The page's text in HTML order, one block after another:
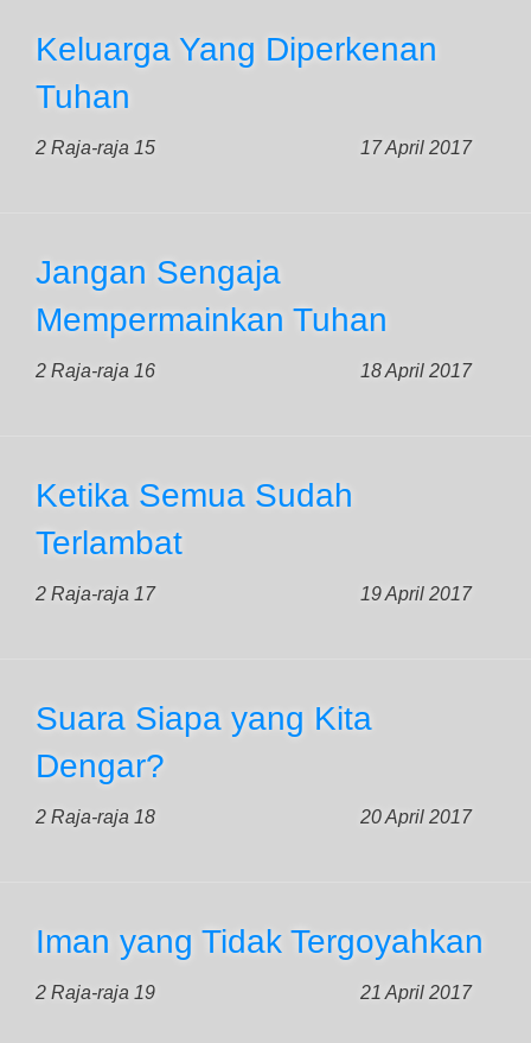
Keluarga Yang Diperkenan
Tuhan
2 Raja-raja 15 17 April 2017
Jangan Sengaja
Mempermainkan Tuhan
2 Raja-raja 16 18 April 2017
Ketika Semua Sudah
Terlambat
2 Raja-raja 17 19 April 2017
Suara Siapa yang Kita
Dengar?
2 Raja-raja 18 20 April 2017
Iman yang Tidak Tergoyahkan
2 Raja-raja 19 21 April 2017